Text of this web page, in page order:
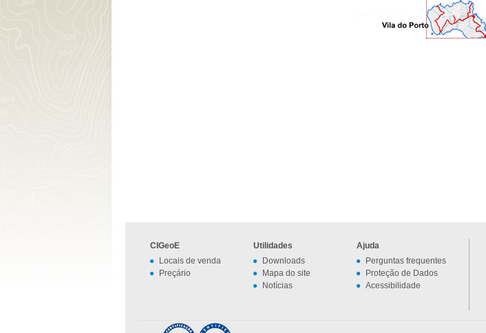
CIGeoE
Locais de venda
Preçário
Utilidades
Downloads
Mapa do site
Notícias
Ajuda
Perguntas frequentes
Proteção de Dados
Acessibilidade